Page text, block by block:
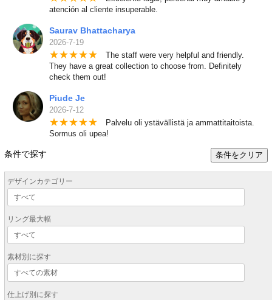
atención al cliente insuperable.
Saurav Bhattacharya
2026-7-19
★★★★★ The staff were very helpful and friendly.
They have a great collection to choose from. Definitely
check them out!
Piude Je
2026-7-12
★★★★★ Palvelu oli ystävällistä ja ammattitaitoista.
Sormus oli upea!
条件で探す 条件をクリア
デザインカテゴリー
リング最大幅
素材別に探す
仕上げ別に探す